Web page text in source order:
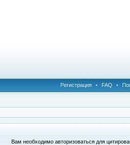
Регистрация • FAQ •
Вам необходимо авторизоваться для